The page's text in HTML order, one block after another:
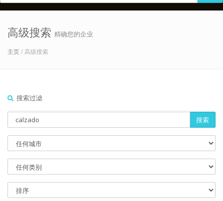
高级搜索 精确您的企业
主页/ 高级搜索
搜索过滤
搜索